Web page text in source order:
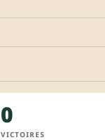
0
VICTOIRES